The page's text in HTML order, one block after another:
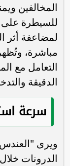
المخالفين
للسيطرة على
لمضاعفة أثر
مباشرة،
التعامل مع
الدقيقة
سرعة
ويرى
الدرونات